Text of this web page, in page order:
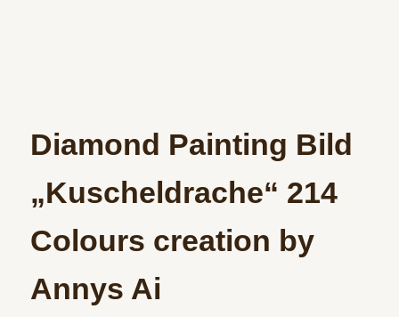
Diamond Painting Bild
„Kuscheldrache“ 214
Colours creation by
Annys Ai